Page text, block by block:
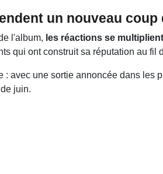
un nouveau coup
l'album, les réactions se
qui ont construit sa réputation au
: avec une sortie annoncée dans les
juin.